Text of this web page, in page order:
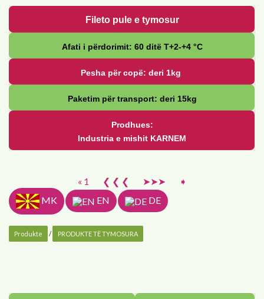
Fileto pule e tymosur
Afati i përdorimit: 60 ditë Т+2-+4 °С
Pesha për copë: deri 1kg
Paketim për transport: deri 15kg
Prodhues:
Industria e mishit KARNEM
« 1 ❮ ❮ ❮ ➤➤➤
➧
MK
EN DE
Produkte / PRODUKTE TË TYMOSURA